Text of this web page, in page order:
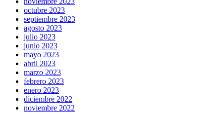
octubre 2023
septiembre 2023
agosto 2023
julio 2023
junio 2023
mayo 2023
abril 2023
marzo 2023
febrero 2023
enero 2023
diciembre 2022
noviembre 2022